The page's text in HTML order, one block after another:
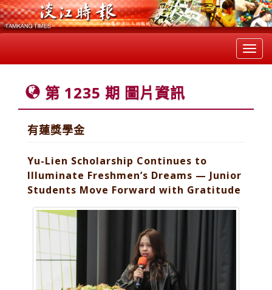
第 1235 期 圖片資訊
有蓮獎學金
Yu-Lien Scholarship Continues to
Illuminate Freshmen’s Dreams — Junior
Students Move Forward with Gratitude